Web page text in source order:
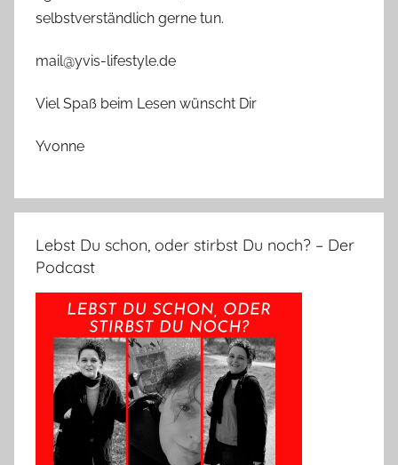
selbstverständlich gerne tun.
mail@yvis-lifestyle.de
Viel Spaß beim Lesen wünscht Dir
Yvonne
Lebst Du schon, oder stirbst Du noch? – Der
Podcast